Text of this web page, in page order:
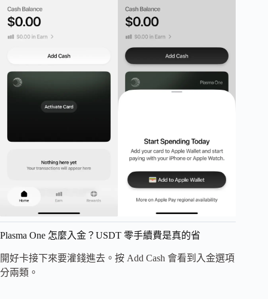
Plasma One 怎麼入金？USDT 零手續費是真的省
開好卡接下來要灌錢進去。按 Add Cash 會看到入金選項
分兩類。